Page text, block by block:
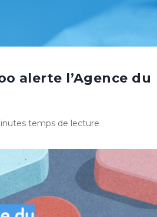
alerte l’Agence du
temps de lecture